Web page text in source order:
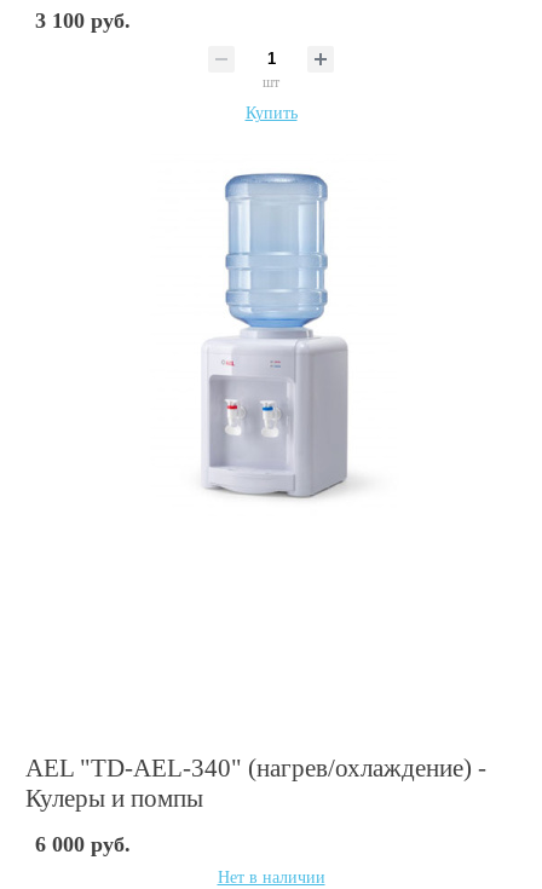
3 100 руб.
шт
Купить
AEL "TD-AEL-340" (нагрев/охлаждение) -
Кулеры и помпы
6 000 руб.
Нет в наличии